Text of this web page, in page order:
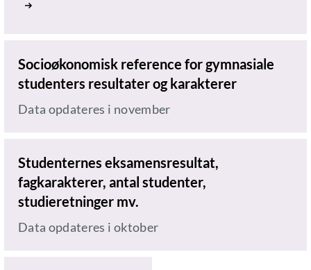
Socioøkonomisk reference for gymnasiale
studenters resultater og karakterer
Data opdateres i november
Studenternes eksamensresultat,
fagkarakterer, antal studenter,
studieretninger mv.
Data opdateres i oktober